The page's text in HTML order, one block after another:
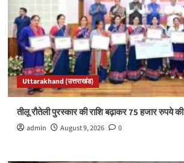
Uttarakhand (उत्तराखंड)
तीलू रौतेली पुरस्कार की राशि बढ़ाकर 75 हजार रुपये की
admin August 9, 2026 0